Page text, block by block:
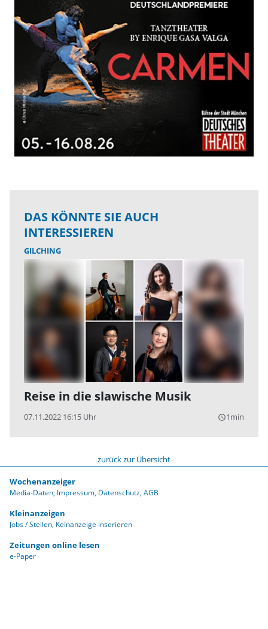
DAS KÖNNTE SIE AUCH
INTERESSIEREN
GILCHING
Reise in die slawische Musik
07.11.2022 16:15 Uhr query_builder1min
zurück zur Übersicht
Wochenanzeiger
Media-Daten Impressum Datenschutz AGB
Kleinanzeigen
Jobs / Stellen Keinanzeige inserieren
Zeitungen online lesen
e-Paper